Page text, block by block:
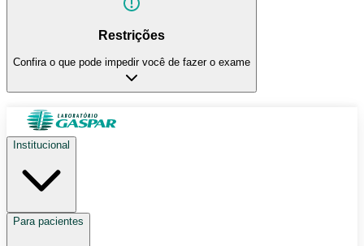
Restrições
Confira o que pode impedir você de fazer o exame
Institucional
Para pacientes